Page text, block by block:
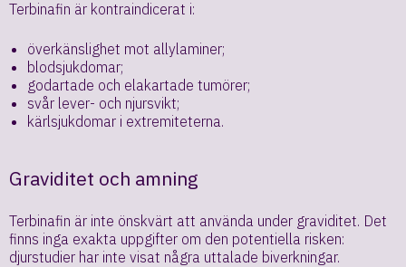
Terbinafin är kontraindicerat i:
överkänslighet mot allylaminer;
blodsjukdomar;
godartade och elakartade tumörer;
svår lever- och njursvikt;
kärlsjukdomar i extremiteterna.
Graviditet och amning
Terbinafin är inte önskvärt att använda under graviditet. Det
finns inga exakta uppgifter om den potentiella risken:
djurstudier har inte visat några uttalade biverkningar.